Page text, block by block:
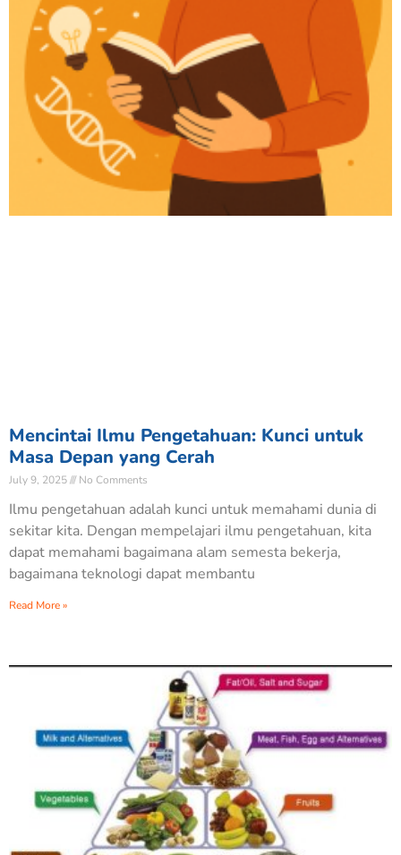
Mencintai Ilmu Pengetahuan: Kunci untuk
Masa Depan yang Cerah
July 9, 2025 No Comments
Ilmu pengetahuan adalah kunci untuk memahami dunia di
sekitar kita. Dengan mempelajari ilmu pengetahuan, kita
dapat memahami bagaimana alam semesta bekerja,
bagaimana teknologi dapat membantu
Read More »